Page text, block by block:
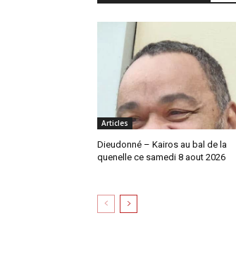
Articles
Dieudonné – Kairos au bal de la
quenelle ce samedi 8 aout 2026